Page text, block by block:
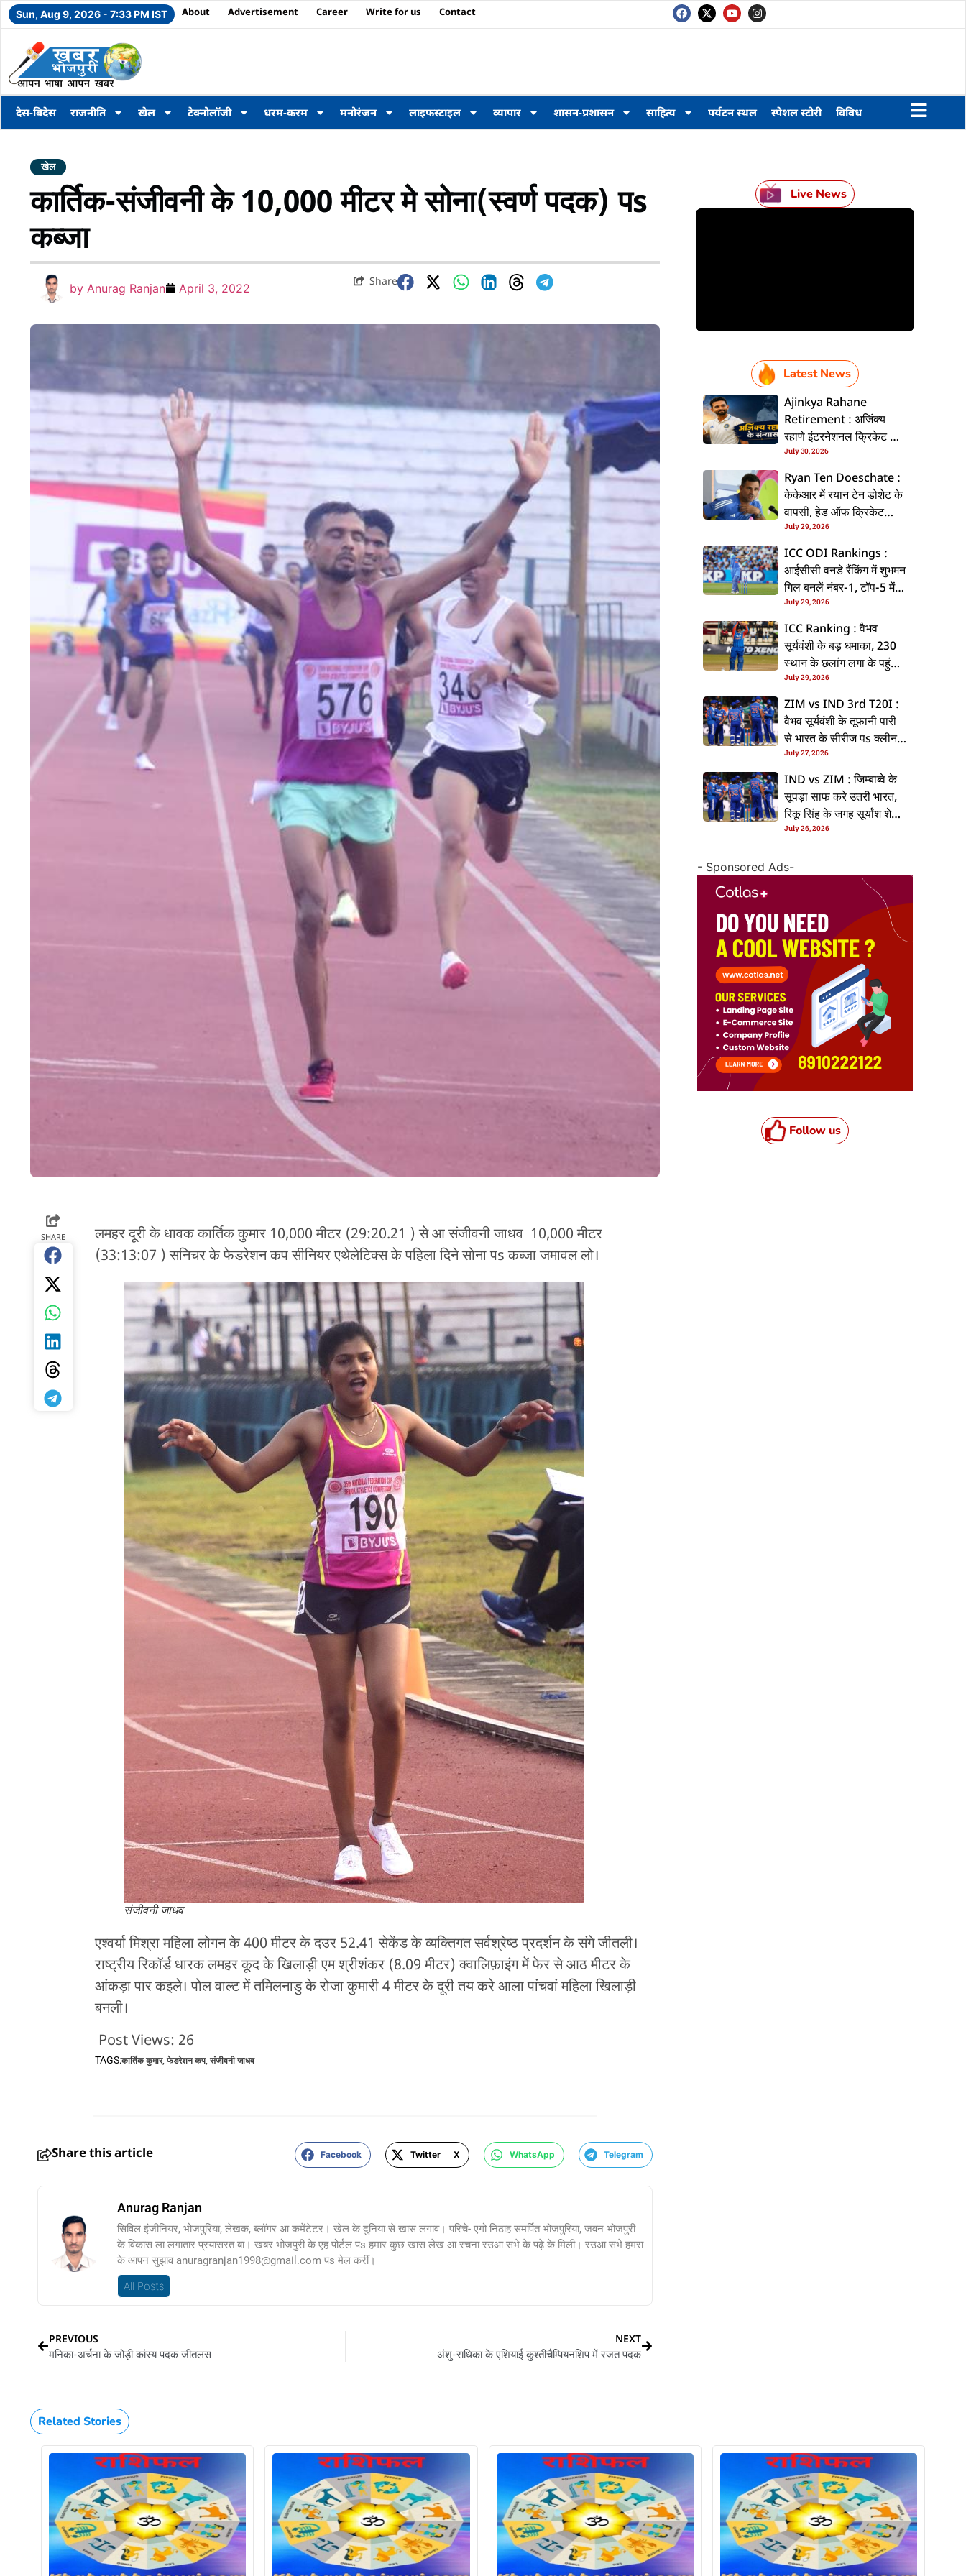
Sun, Aug 9, 2026 - 7:33 PM IST About Advertisement Career Write for us Contact
देस-बिदेस राजनीति खेल टेक्नोलॉजी धरम-करम मनोरंजन लाइफस्टाइल व्यापार शासन-प्रशासन साहित्य पर्यटन स्थल स्पेशल स्टोरी विविध
खेल
कार्तिक-संजीवनी के 10,000 मीटर मे सोना(स्वर्ण पदक) पs
कब्जा
by Anurag Ranjan April 3, 2022
Share
SHARE
लमहर दूरी के धावक कार्तिक कुमार 10,000 मीटर (29:20.21 ) से आ संजीवनी जाधव 10,000 मीटर
(33:13:07 ) सनिचर के फेडरेशन कप सीनियर एथेलेटिक्स के पहिला दिने सोना पs कब्जा जमावल लो।
संजीवनी जाधव
एश्वर्या मिश्रा महिला लोगन के 400 मीटर के दउर 52.41 सेकेंड के व्यक्तिगत सर्वश्रेष्ठ प्रदर्शन के संगे जीतली।
राष्ट्रीय रिकॉर्ड धारक लमहर कूद के खिलाड़ी एम श्रीशंकर (8.09 मीटर) क्वालिफ़ाइंग में फेर से आठ मीटर के
आंकड़ा पार कइले। पोल वाल्ट में तमिलनाडु के रोजा कुमारी 4 मीटर के दूरी तय करे आला पांचवां महिला खिलाड़ी
बनली।
Post Views: 26
TAGS:कार्तिक कुमार, फेडरेशन कप, संजीवनी जाधव
Share this article Facebook Twitter X WhatsApp Telegram
Anurag Ranjan
सिविल इंजीनियर, भोजपुरिया, लेखक, ब्लॉगर आ कमेंटेटर। खेल के दुनिया से खास लगाव। परिचे- एगो निठाह समर्पित भोजपुरिया, जवन भोजपुरी
के विकास ला लगातार प्रयासरत बा। खबर भोजपुरी के एह पोर्टल पs हमार कुछ खास लेख आ रचना रउआ सभे के पढ़े के मिली। रउआ सभे हमरा
के आपन सुझाव anuragranjan1998@gmail.com पs मेल करीं।
All Posts
PREVIOUS
मनिका-अर्चना के जोड़ी कांस्य पदक जीतलस
NEXT
अंशु-राधिका के एशियाई कुश्तीचैम्पियनशिप में रजत पदक
Live News
Latest News
Ajinkya Rahane
Retirement : अजिंक्य
रहाणे इंटरनेशनल क्रिकेट से
ललें संन्यास, सोशल मीडिया
पs पोस्ट कs के कइलें एलान
July 30, 2026
Ryan Ten Doeschate :
केकेआर में रयान टेन डोशेट के
वापसी, हेड ऑफ क्रिकेट
स्ट्रेटजी के जिम्मेदारी संभरिहें
July 29, 2026
ICC ODI Rankings :
आईसीसी वनडे रैंकिंग में शुभमन
गिल बनलें नंबर-1, टॉप-5 में
भारत के तीन बल्लेबाज
July 29, 2026
ICC Ranking : वैभव
सूर्यवंशी के बड़ धमाका, 230
स्थान के छलांग लगा के पहुंचलें
48वां नंबर पs
July 29, 2026
ZIM vs IND 3rd T20I :
वैभव सूर्यवंशी के तूफानी पारी
से भारत के सीरीज पs क्लीन
स्वीप, जिम्बाब्वे 35 रन से
हारल
July 27, 2026
IND vs ZIM : जिम्बाब्वे के
सूपड़ा साफ करे उतरी भारत,
रिंकू सिंह के जगह सूर्यांश शेडगे
के मिल सकेला मवका
July 26, 2026
- Sponsored Ads-
Follow us
Related Stories